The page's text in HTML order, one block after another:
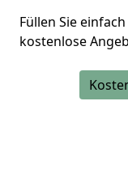
Füllen Sie
kostenlose